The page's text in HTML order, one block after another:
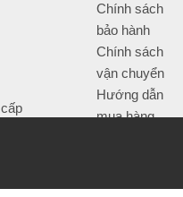
Chính sách
bảo hành
Chính sách
vận chuyển
Hướng dẫn
mua hàng